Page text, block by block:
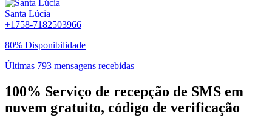
Santa Lúcia
+1758-7182503966
80% Disponibilidade
Últimas 793 mensagens recebidas
100% Serviço de recepção de SMS em
nuvem gratuito, código de verificação